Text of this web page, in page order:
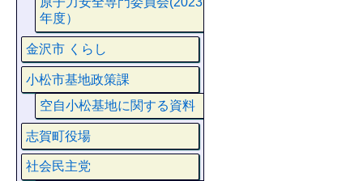
年度）
金沢市 くらし
小松市基地政策課
空自小松基地に関する資料
志賀町役場
社会民主党